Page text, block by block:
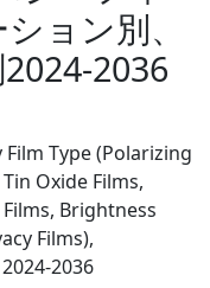
ョン別、
2036
Type (Polarizing
Oxide Films,
Brightness
Films),
2036